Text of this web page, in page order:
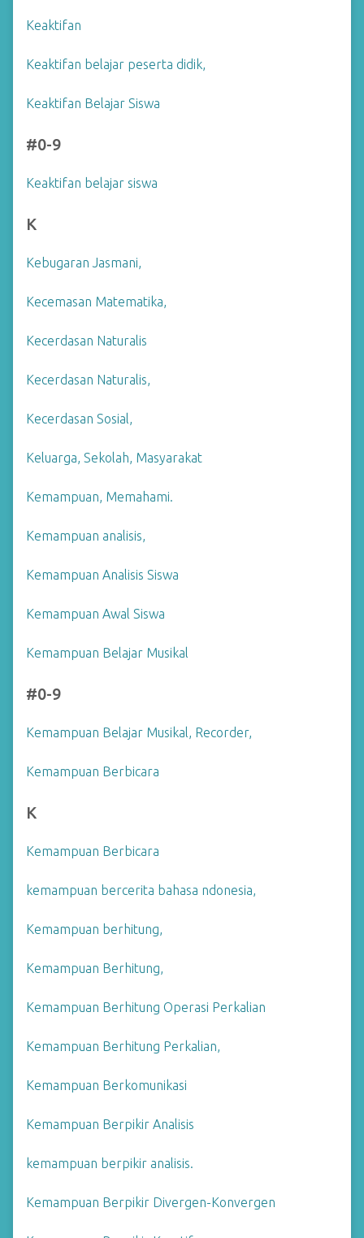
Keaktifan
Keaktifan belajar peserta didik,
Keaktifan Belajar Siswa
#0-9
Keaktifan belajar siswa
K
Kebugaran Jasmani,
Kecemasan Matematika,
Kecerdasan Naturalis
Kecerdasan Naturalis,
Kecerdasan Sosial,
Keluarga, Sekolah, Masyarakat
Kemampuan, Memahami.
Kemampuan analisis,
Kemampuan Analisis Siswa
Kemampuan Awal Siswa
Kemampuan Belajar Musikal
#0-9
Kemampuan Belajar Musikal, Recorder,
Kemampuan Berbicara
K
Kemampuan Berbicara
kemampuan bercerita bahasa ndonesia,
Kemampuan berhitung,
Kemampuan Berhitung,
Kemampuan Berhitung Operasi Perkalian
Kemampuan Berhitung Perkalian,
Kemampuan Berkomunikasi
Kemampuan Berpikir Analisis
kemampuan berpikir analisis.
Kemampuan Berpikir Divergen-Konvergen